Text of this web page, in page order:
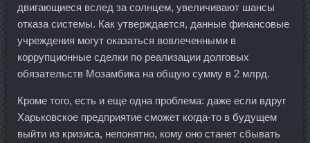
двигающиеся вслед за солнцем, увеличивают шансы
отказа системы. Как утверждается, данные финансовые
учреждения могут оказаться вовлеченными в
коррупционные сделки по реализации долговых
обязательств Мозамбика на общую сумму в 2 млрд.
Кроме того, есть и еще одна проблема: даже если вдруг
Харьковское предприятие сможет когда-то в будущем
выйти из кризиса, непонятно, кому оно станет сбывать